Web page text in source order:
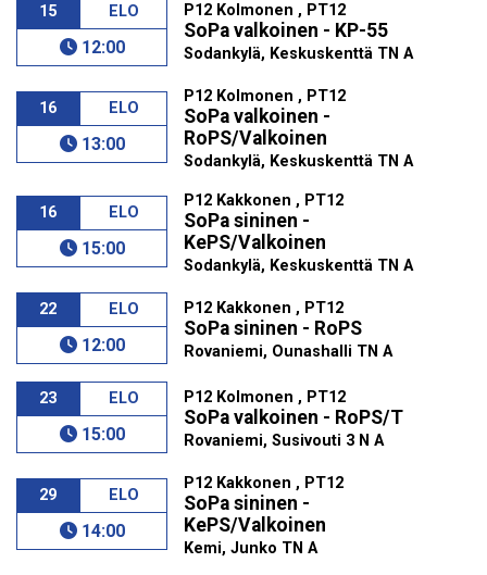
15 ELO
12:00
P12 Kolmonen , PT12
SoPa valkoinen - KP-55
Sodankylä, Keskuskenttä TN A
16 ELO
13:00
P12 Kolmonen , PT12
SoPa valkoinen -
RoPS/Valkoinen
Sodankylä, Keskuskenttä TN A
16 ELO
15:00
P12 Kakkonen , PT12
SoPa sininen -
KePS/Valkoinen
Sodankylä, Keskuskenttä TN A
22 ELO
12:00
P12 Kakkonen , PT12
SoPa sininen - RoPS
Rovaniemi, Ounashalli TN A
23 ELO
15:00
P12 Kolmonen , PT12
SoPa valkoinen - RoPS/T
Rovaniemi, Susivouti 3 N A
29 ELO
14:00
P12 Kakkonen , PT12
SoPa sininen -
KePS/Valkoinen
Kemi, Junko TN A